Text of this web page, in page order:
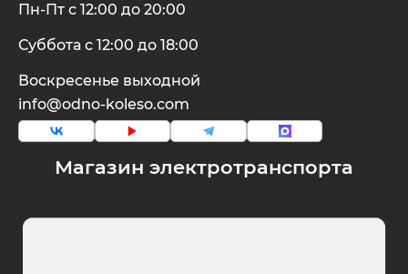
Магазин электротранспорта
Пн-Пт с 12:00 до 20:00
Суббота с 12:00 до 18:00
Воскресенье выходной
info@odno-koleso.com